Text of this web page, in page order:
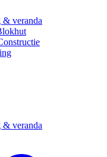
& veranda
& veranda